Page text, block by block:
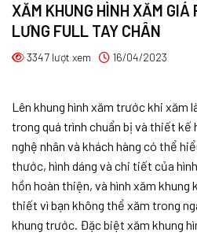
XĂM KHUNG HÌNH XĂM GIÁ
LƯNG FULL TAY CHÂN
3347 lượt xem 16/04/2023
Lên khung hình xăm trước khi xăm
trong quá trình chuẩn bị và thiết kế
nghệ nhân và khách hàng có thể
thước, hình dáng và chi tiết của
hồn hoàn thiện, và hình xăm khung
thiết vì bạn không thể xăm trong
khung trước. Đặc biệt xăm khung